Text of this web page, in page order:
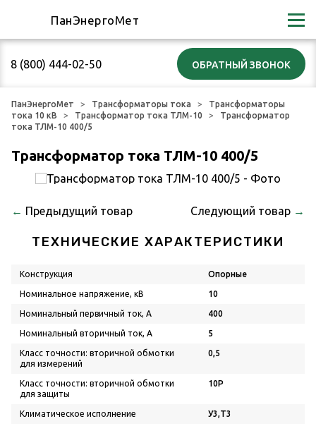
8 (800) 444-02-50
ПанЭнергоМет
ПанЭнергоМет Трансформаторы тока
Трансформаторы
тока 10 кВ
Трансформатор тока ТЛМ-10
Трансформатор
тока ТЛМ-10 400/5
Трансформатор тока ТЛМ-10 400/5
← Предыдущий товар Следующий товар →
ТЕХНИЧЕСКИЕ ХАРАКТЕРИСТИКИ
Конструкция Опорные
Номинальное напряжение, кВ 10
Номинальный первичный ток, А 400
Номинальный вторичный ток, А 5
Класс точности: вторичной обмотки
для измерений
0,5
Класс точности: вторичной обмотки
для защиты
10P
Климатическое исполнение У3,Т3